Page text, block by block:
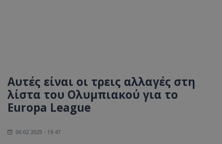
Αυτές είναι οι τρεις αλλαγές στη
λίστα του Ολυμπιακού για το
Europa League
06.02.2025 - 19:47